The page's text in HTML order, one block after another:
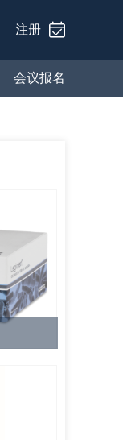
注册
会议报名